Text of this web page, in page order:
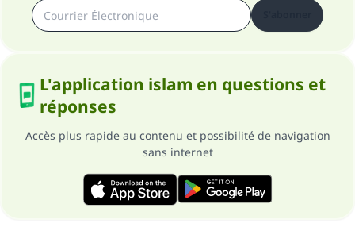
L'application islam en questions et
réponses
Accès plus rapide au contenu et possibilité de navigation
sans internet